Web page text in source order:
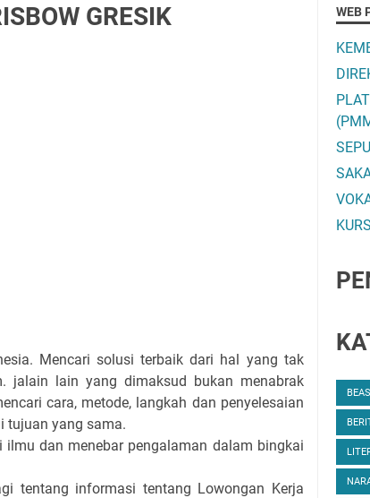
GRESIK
Mencari solusi terbaik dari hal yang tak
jalain lain yang dimaksud bukan menabrak
cara, metode, langkah dan penyelesaian
tujuan yang sama.
dan menebar pengalaman dalam bingkai
tentang informasi tentang Lowongan Kerja
WEB